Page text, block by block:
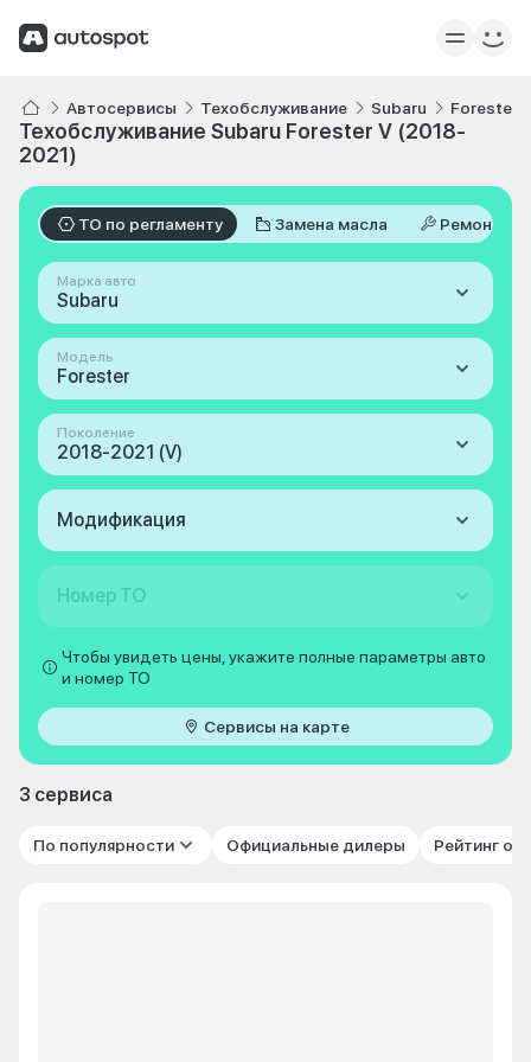
Автосервисы Техобслуживание Subaru Forester
Техобслуживание Subaru Forester V (2018-
2021)
ТО по регламенту Замена масла Ремонт
Марка авто
Subaru
Модель
Forester
Поколение
2018-2021 (V)
Модификация
Номер ТО
Чтобы увидеть цены, укажите полные параметры авто
и номер ТО
Сервисы на карте
3 сервиса
По популярности Официальные дилеры Рейтинг